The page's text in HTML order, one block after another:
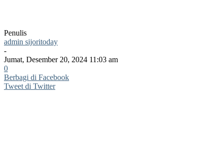
Penulis
admin sijoritoday
-
Jumat, Desember 20, 2024 11:03 am
0
Berbagi di Facebook
Tweet di Twitter